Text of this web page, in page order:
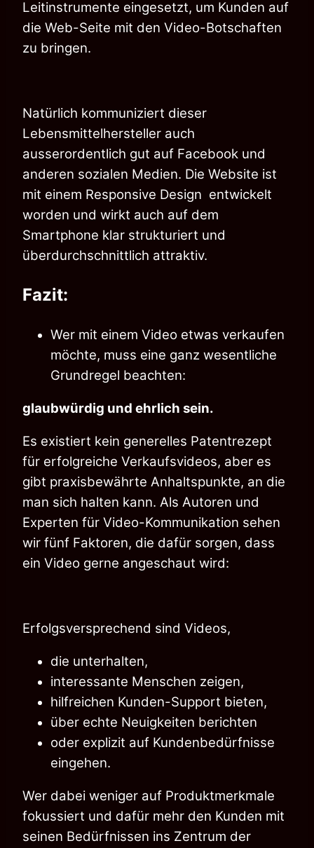
Leitinstrumente eingesetzt, um Kunden auf
die Web-Seite mit den Video-Botschaften
zu bringen.
Natürlich kommuniziert dieser
Lebensmittelhersteller auch
ausserordentlich gut auf Facebook und
anderen sozialen Medien. Die Website ist
mit einem Responsive Design entwickelt
worden und wirkt auch auf dem
Smartphone klar strukturiert und
überdurchschnittlich attraktiv.
Fazit:
Wer mit einem Video etwas verkaufen
möchte, muss eine ganz wesentliche
Grundregel beachten:
glaubwürdig und ehrlich sein.
Es existiert kein generelles Patentrezept
für erfolgreiche Verkaufsvideos, aber es
gibt praxisbewährte Anhaltspunkte, an die
man sich halten kann. Als Autoren und
Experten für Video-Kommunikation sehen
wir fünf Faktoren, die dafür sorgen, dass
ein Video gerne angeschaut wird:
Erfolgsversprechend sind Videos,
die unterhalten,
interessante Menschen zeigen,
hilfreichen Kunden-Support bieten,
über echte Neuigkeiten berichten
oder explizit auf Kundenbedürfnisse
eingehen.
Wer dabei weniger auf Produktmerkmale
fokussiert und dafür mehr den Kunden mit
seinen Bedürfnissen ins Zentrum der